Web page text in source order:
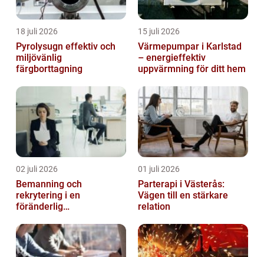
18 juli 2026
Pyrolysugn effektiv och
miljövänlig
färgborttagning
15 juli 2026
Värmepumpar i Karlstad
– energieffektiv
uppvärmning för ditt hem
02 juli 2026
Bemanning och
rekrytering i en
föränderlig
01 juli 2026
Parterapi i Västerås:
Vägen till en stärkare
relation